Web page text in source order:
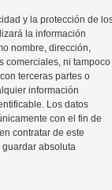
y la protección de
la información
nombre, dirección,
comerciales, ni tampoco
terceras partes o
información
Los datos
con el fin de
contratar de este
absoluta